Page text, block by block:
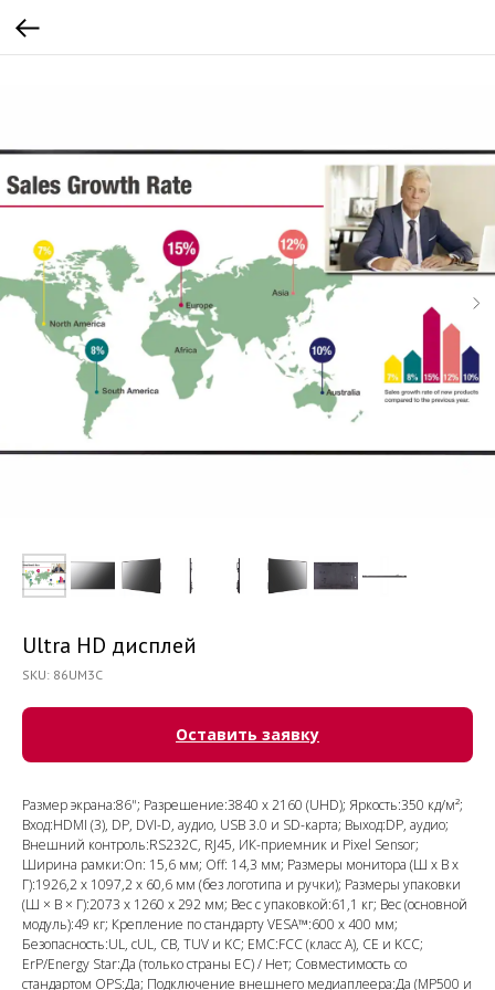
Ultra HD дисплей
SKU: 86UM3C
Оставить заявку
Размер экрана:86"; Разрешение:3840 x 2160 (UHD); Яркость:350 кд/м²;
Вход:HDMI (3), DP, DVI-D, аудио, USB 3.0 и SD-карта; Выход:DP, аудио;
Внешний контроль:RS232C, RJ45, ИК-приемник и Pixel Sensor;
Ширина рамки:On: 15,6 мм; Off: 14,3 мм; Размеры монитора (Ш x В x
Г):1926,2 x 1097,2 x 60,6 мм (без логотипа и ручки); Размеры упаковки
(Ш × В × Г):2073 x 1260 x 292 мм; Вес с упаковкой:61,1 кг; Вес (основной
модуль):49 кг; Крепление по стандарту VESA™:600 x 400 мм;
Безопасность:UL, cUL, CB, TUV и KC; EMC:FCC (класс A), CE и KCC;
ErP/Energy Star:Да (только страны ЕС) / Нет; Совместимость со
стандартом OPS:Да; Подключение внешнего медиаплеера:Да (MP500 и